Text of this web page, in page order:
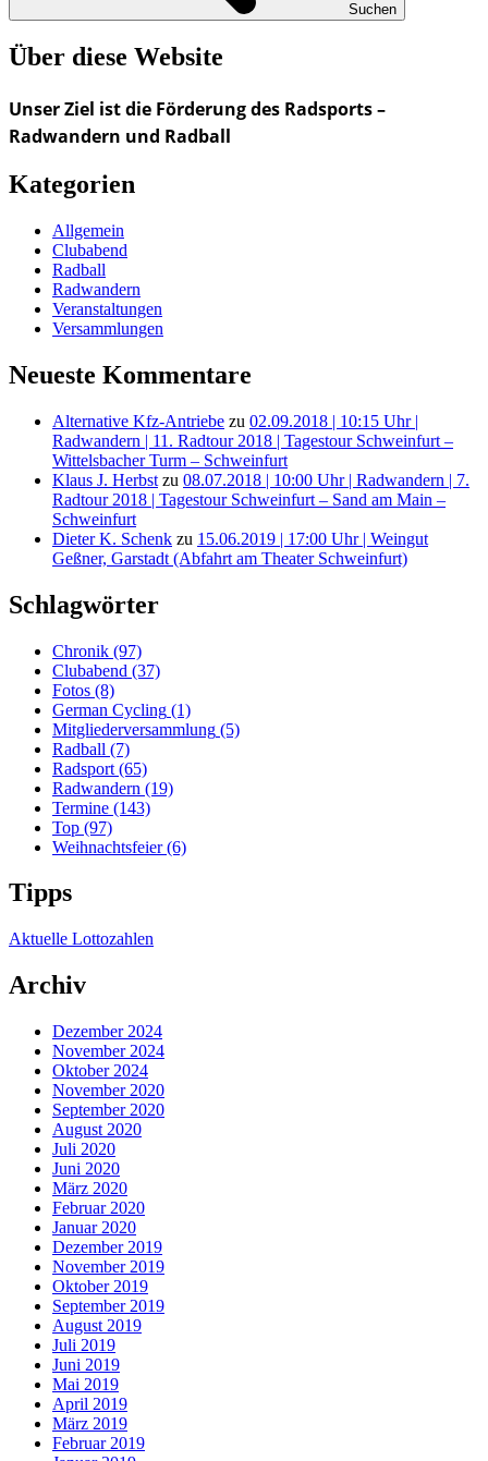
Suchen
Über diese Website
Unser Ziel ist die Förderung des Radsports –
Radwandern und Radball
Kategorien
Allgemein
Clubabend
Radball
Radwandern
Veranstaltungen
Versammlungen
Neueste Kommentare
Alternative Kfz-Antriebe zu 02.09.2018 | 10:15 Uhr |
Radwandern | 11. Radtour 2018 | Tagestour Schweinfurt –
Wittelsbacher Turm – Schweinfurt
Klaus J. Herbst zu 08.07.2018 | 10:00 Uhr | Radwandern | 7.
Radtour 2018 | Tagestour Schweinfurt – Sand am Main –
Schweinfurt
Dieter K. Schenk zu 15.06.2019 | 17:00 Uhr | Weingut
Geßner, Garstadt (Abfahrt am Theater Schweinfurt)
Schlagwörter
Chronik (97)
Clubabend (37)
Fotos (8)
German Cycling (1)
Mitgliederversammlung (5)
Radball (7)
Radsport (65)
Radwandern (19)
Termine (143)
Top (97)
Weihnachtsfeier(6)
Tipps
Aktuelle Lottozahlen
Archiv
Dezember 2024
November 2024
Oktober 2024
November 2020
September 2020
August 2020
Juli 2020
Juni 2020
März 2020
Februar 2020
Januar 2020
Dezember 2019
November 2019
Oktober 2019
September 2019
August 2019
Juli 2019
Juni 2019
Mai 2019
April 2019
März 2019
Februar 2019